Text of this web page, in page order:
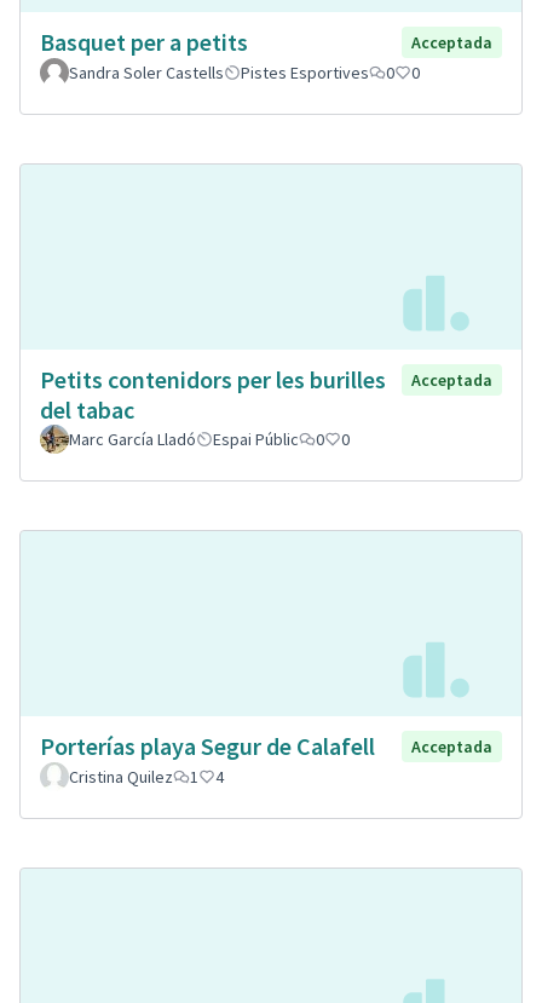
Basquet per a petits
Acceptada
Sandra Soler Castells
Pistes Esportives 0 0
Petits contenidors per les burilles
del tabac
Acceptada
Marc García Lladó Espai Públic 0 0
Porterías playa Segur de Calafell
Acceptada
Cristina Quilez
1 4